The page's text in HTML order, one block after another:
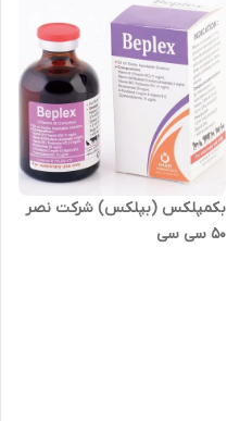
بکمپلکس (بپلکس) شرکت نصر
50 سی سی